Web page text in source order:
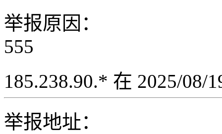
举报原因：
555
185.238.90.* 在 2025/08/
举报地址：